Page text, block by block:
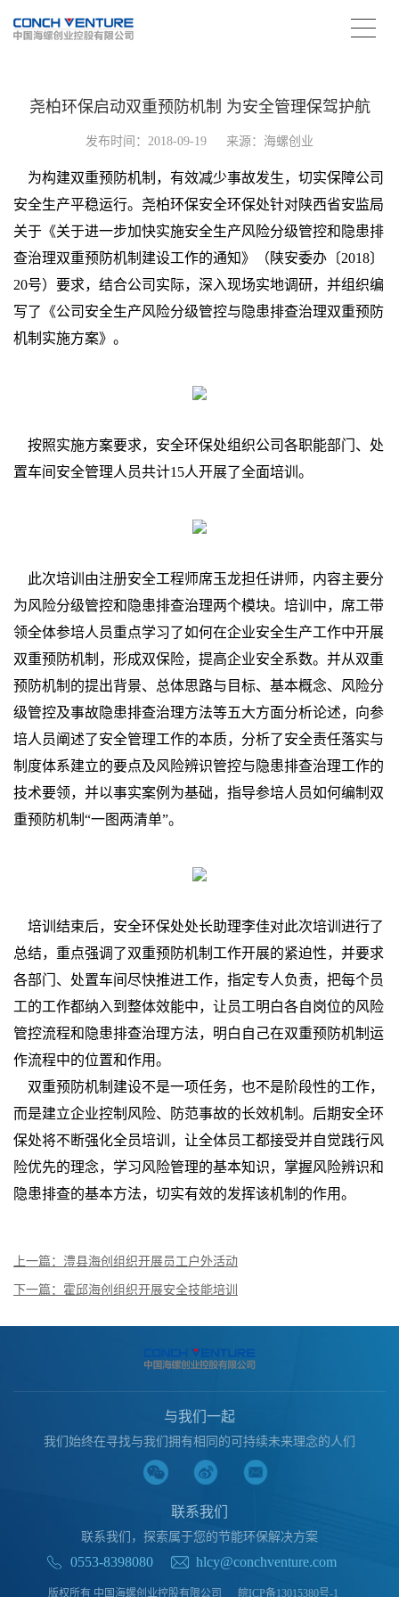
尧柏环保启动双重预防机制 为安全管理保驾护航
发布时间：2018-09-19 来源：海螺创业
为构建双重预防机制，有效减少事故发生，切实保障公司
安全生产平稳运行。尧柏环保安全环保处针对陕西省安监局
关于《关于进一步加快实施安全生产风险分级管控和隐患排
查治理双重预防机制建设工作的通知》（陕安委办〔2018〕
20号）要求，结合公司实际，深入现场实地调研，并组织编
写了《公司安全生产风险分级管控与隐患排查治理双重预防
机制实施方案》。
按照实施方案要求，安全环保处组织公司各职能部门、处
置车间安全管理人员共计15人开展了全面培训。
此次培训由注册安全工程师席玉龙担任讲师，内容主要分
为风险分级管控和隐患排查治理两个模块。培训中，席工带
领全体参培人员重点学习了如何在企业安全生产工作中开展
双重预防机制，形成双保险，提高企业安全系数。并从双重
预防机制的提出背景、总体思路与目标、基本概念、风险分
级管控及事故隐患排查治理方法等五大方面分析论述，向参
培人员阐述了安全管理工作的本质，分析了安全责任落实与
制度体系建立的要点及风险辨识管控与隐患排查治理工作的
技术要领，并以事实案例为基础，指导参培人员如何编制双
重预防机制“一图两清单”。
培训结束后，安全环保处处长助理李佳对此次培训进行了
总结，重点强调了双重预防机制工作开展的紧迫性，并要求
各部门、处置车间尽快推进工作，指定专人负责，把每个员
工的工作都纳入到整体效能中，让员工明白各自岗位的风险
管控流程和隐患排查治理方法，明白自己在双重预防机制运
作流程中的位置和作用。
双重预防机制建设不是一项任务，也不是阶段性的工作，
而是建立企业控制风险、防范事故的长效机制。后期安全环
保处将不断强化全员培训，让全体员工都接受并自觉践行风
险优先的理念，学习风险管理的基本知识，掌握风险辨识和
隐患排查的基本方法，切实有效的发挥该机制的作用。
上一篇：澧县海创组织开展员工户外活动
下一篇：霍邱海创组织开展安全技能培训
与我们一起
我们始终在寻找与我们拥有相同的可持续未来理念的人们
联系我们
联系我们，探索属于您的节能环保解决方案
0553-8398080 hlcy@conchventure.com
版权所有 中国海螺创业控股有限公司 皖ICP备13015380号-1